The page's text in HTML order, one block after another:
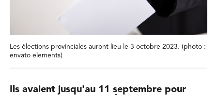
Les élections provinciales auront lieu le 3 octobre 2023. (photo :
envato elements)
Ils avaient jusqu'au 11 septembre pour